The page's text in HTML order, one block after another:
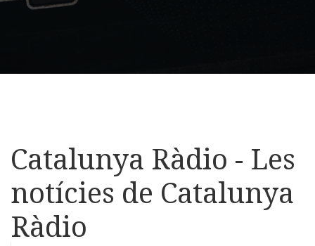
Catalunya Ràdio - Les
notícies de Catalunya
Ràdio